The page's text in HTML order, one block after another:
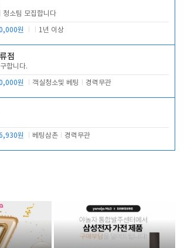
청소팀 모집합니다
원 1년 이상
점
합니다.
원 객실청소및 베팅 경력무관
원 베팅삼촌 경력무관